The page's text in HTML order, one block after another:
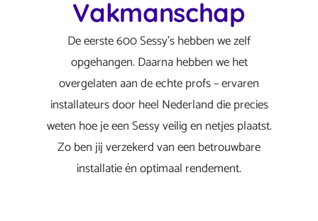
Vakmanschap
De eerste 600 Sessy’s hebben we zelf
opgehangen. Daarna hebben we het
overgelaten aan de echte profs – ervaren
installateurs door heel Nederland die precies
weten hoe je een Sessy veilig en netjes plaatst.
Zo ben jij verzekerd van een betrouwbare
installatie én optimaal rendement.